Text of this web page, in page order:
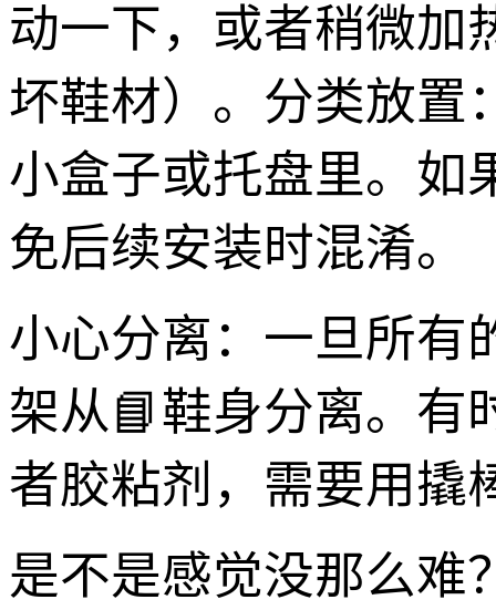
动一下，或者稍微加
坏鞋材）。分类放置
小盒子或托盘里。如
免后续安装时混淆。
小心分离：一旦所有
架从📘鞋身分离。有
者胶粘剂，需要用撬
是不是感觉没那么难